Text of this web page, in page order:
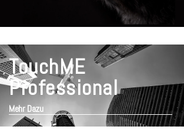
TouchME
Professional
Mehr Dazu